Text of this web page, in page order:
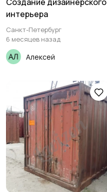
интерьера
Санкт-Петербург
6 месяцев назад
Алексей